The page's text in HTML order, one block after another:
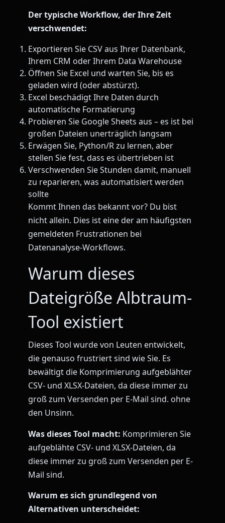
Der typische Workflow, der Ihre Zeit
verschwendet:
Exportieren Sie CSV aus Ihrer Datenbank,
Ihrem CRM oder Ihrem Data Warehouse
Öffnen Sie Excel und warten Sie, bis es
geladen wird (oder abstürzt).
Excel beschädigt Ihre Daten durch
automatische Formatierung
Probieren Sie Google Sheets aus – es ist bei
großen Dateien unerträglich langsam
Erwägen Sie, Python/R zu lernen, aber
stellen Sie fest, dass es übertrieben ist
Verschwenden Sie Stunden damit, manuell
zu reparieren, was automatisiert werden
sollte
Kommt Ihnen das bekannt vor? Du bist
nicht allein. Dies ist eine der am häufigsten
gemeldeten Frustrationen bei
Datenanalyse-Workflows.
Warum dieses
Dateigröße Albtraum-
Tool existiert
Dieses Tool wurde von Leuten entwickelt,
die genauso frustriert sind wie Sie. Es
bewältigt die Komprimierung aufgeblähter
CSV- und XLSX-Dateien, da diese immer zu
groß zum Versenden per E-Mail sind. ohne
den Unsinn.
Was dieses Tool macht: Komprimieren Sie
aufgeblähte CSV- und XLSX-Dateien, da
diese immer zu groß zum Versenden per E-
Mail sind.
Warum es sich grundlegend von
Alternativen unterscheidet: